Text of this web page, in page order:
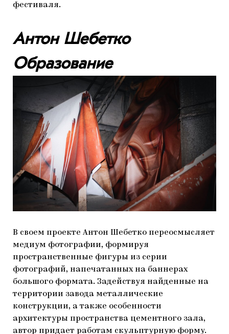
фестиваля.
Антон Шебетко
Образование
В своем проекте Антон Шебетко переосмысляет
медиум фотографии, формируя
пространственные фигуры из серии
фотографий, напечатанных на баннерах
большого формата. Задействуя найденные на
территории завода металлические
конструкции, а также особенности
архитектуры пространства цементного зала,
автор придает работам скульптурную форму.